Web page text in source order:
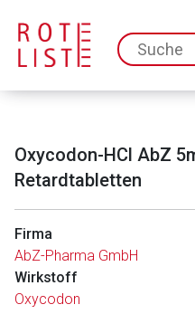
Oxycodon-HCl AbZ
Retardtabletten
Firma
AbZ-Pharma GmbH
Wirkstoff
Oxycodon
Aufruf einer externen